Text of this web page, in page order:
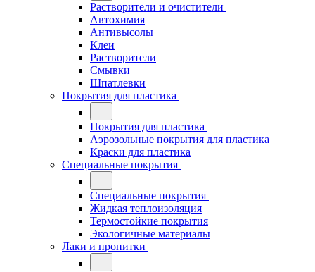
Растворители и очистители
Автохимия
Антивысолы
Клеи
Растворители
Смывки
Шпатлевки
Покрытия для пластика
Покрытия для пластика
Аэрозольные покрытия для пластика
Краски для пластика
Специальные покрытия
Специальные покрытия
Жидкая теплоизоляция
Термостойкие покрытия
Экологичные материалы
Лаки и пропитки